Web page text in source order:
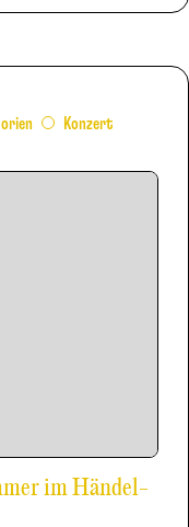
Konzert
im Händel-